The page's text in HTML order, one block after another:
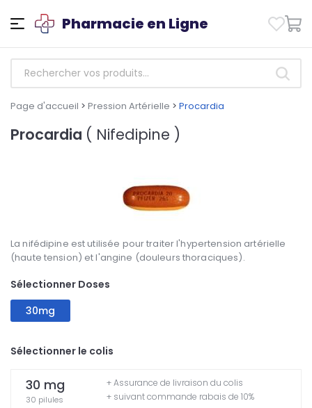
Pharmacie en Ligne
Page d'accueil > Pression Artérielle > Procardia
Procardia ( Nifedipine )
La nifédipine est utilisée pour traiter l'hypertension artérielle
(haute tension) et l'angine (douleurs thoraciques).
Sélectionner Doses
30mg
Sélectionner le colis
30 mg
30 pilules
+ Assurance de livraison du colis
+ suivant commande rabais de 10%